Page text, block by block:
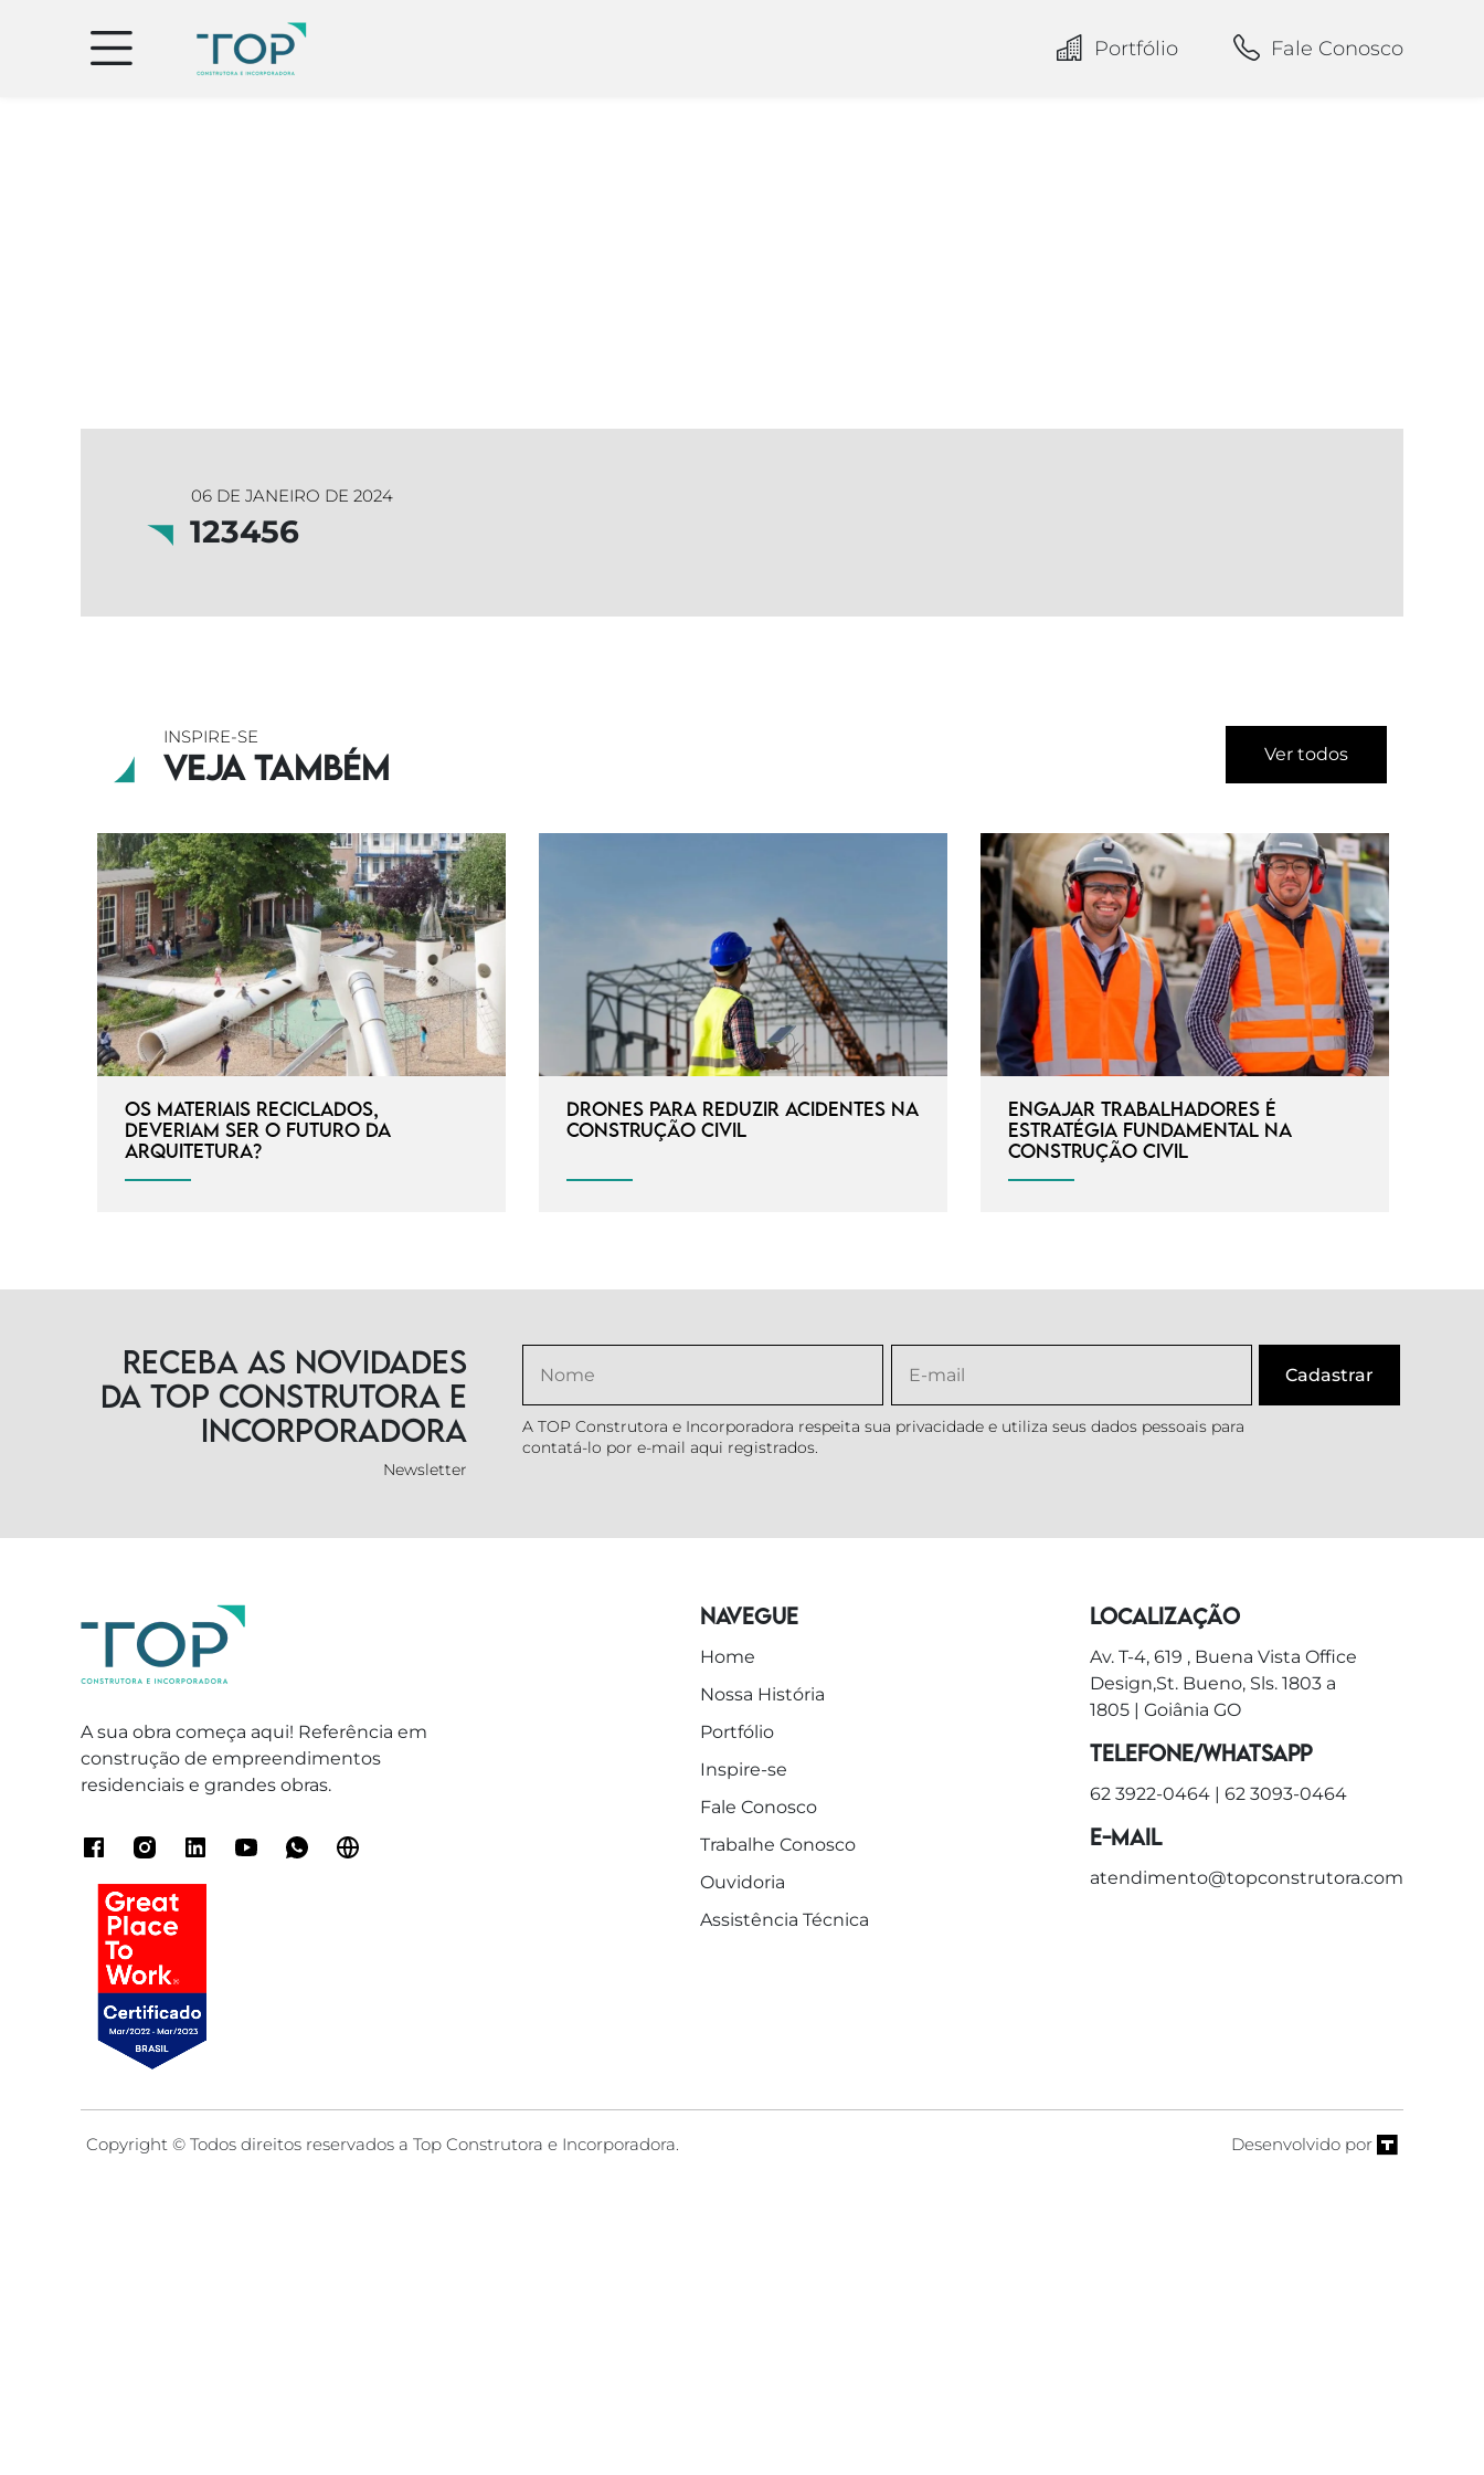
Portfólio Fale Conosco
06 DE JANEIRO DE 2024
123456
INSPIRE-SE
Veja também Ver todos
Os materiais reciclados,
deveriam ser o futuro da
arquitetura?
Drones para reduzir acidentes na
construção civil
Engajar trabalhadores é
estratégia fundamental na
construção civil
Receba as novidades
da TOP Construtora e
Incorporadora
Newsletter
A TOP Construtora e Incorporadora respeita sua privacidade e utiliza seus dados pessoais para
contatá-lo por e-mail aqui registrados.
A sua obra começa aqui! Referência em
construção de empreendimentos
residenciais e grandes obras.
Navegue
Home
Nossa História
Portfólio
Inspire-se
Fale Conosco
Trabalhe Conosco
Ouvidoria
Assistência Técnica
Localização
Av. T-4, 619 , Buena Vista Office
Design,St. Bueno, Sls. 1803 a
1805 | Goiânia GO
Telefone/WhatsApp
62 3922-0464 | 62 3093-0464
E-mail
atendimento@topconstrutora.com
Copyright © Todos direitos reservados a Top Construtora e Incorporadora. Desenvolvido por